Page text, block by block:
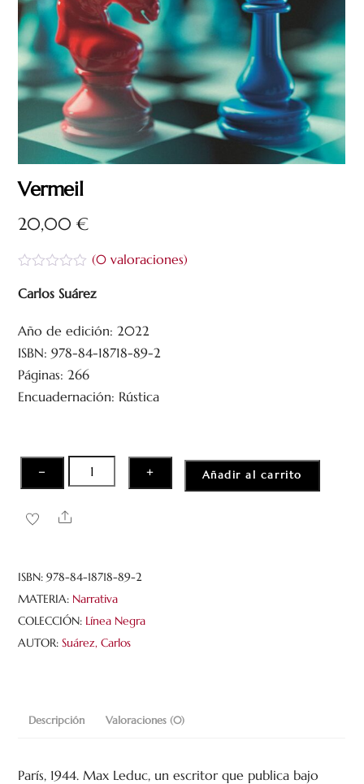
Vermeil
20,00€
a
r
d
o
c
o
5
(0valoraciones)
Carlos Suárez
Año de edición: 2022
ISBN: 978-84-18718-89-2
Páginas: 266
Encuadernación: Rústica
−
Vermeil
cantidad
+ Añadir al carrito
Share
ISBN:978-84-18718-89-2
MATERIA: Narrativa
COLECCIÓN: Línea Negra
AUTOR:Suárez, Carlos
Descripción Valoraciones (0)
París, 1944. Max Leduc, un escritor que publica bajo